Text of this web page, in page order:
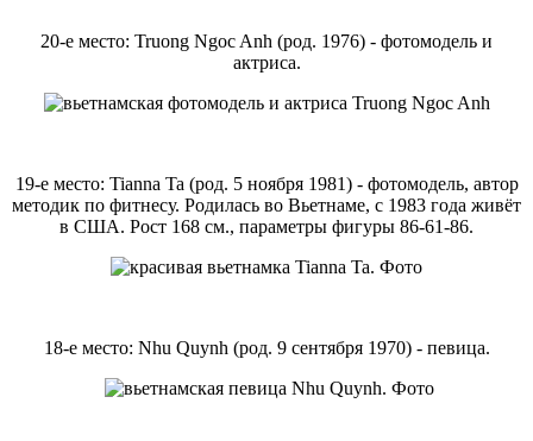
20-е место: Truong Ngoc Anh (род. 1976) - фотомодель и
актриса.
19-е место: Tianna Ta (род. 5 ноября 1981) - фотомодель, автор
методик по фитнесу. Родилась во Вьетнаме, с 1983 года живёт
в США. Рост 168 см., параметры фигуры 86-61-86.
18-е место: Nhu Quynh (род. 9 сентября 1970) - певица.